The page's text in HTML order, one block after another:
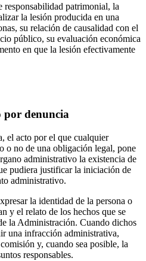
responsabilidad patrimonial, la
la lesión producida en una
su relación de causalidad con el
público, su evaluación económica
en que la lesión efectivamente
por denuncia
el acto por el que cualquier
o no de una obligación legal, pone
administrativo la existencia de
pudiera justificar la iniciación de
administrativo.
la identidad de la persona o
y el relato de los hechos que se
la Administración. Cuando dichos
una infracción administrativa,
y, cuando sea posible, la
responsables.